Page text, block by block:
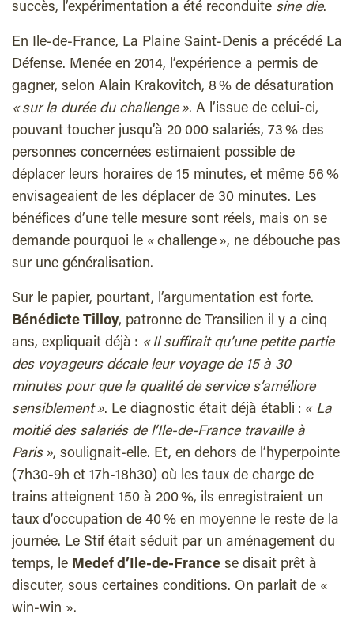
succès, l’expérimentation a été reconduite sine die.
En Ile-de-France, La Plaine Saint-Denis a précédé La
Défense. Menée en 2014, l’expérience a permis de
gagner, selon Alain Krakovitch, 8 % de désaturation
« sur la durée du challenge ». A l’issue de celui-ci,
pouvant toucher jusqu’à 20 000 salariés, 73 % des
personnes concernées estimaient possible de
déplacer leurs horaires de 15 minutes, et même 56 %
envisageaient de les déplacer de 30 minutes. Les
bénéfices d’une telle mesure sont réels, mais on se
demande pourquoi le « challenge », ne débouche pas
sur une généralisation.
Sur le papier, pourtant, l’argumentation est forte.
Bénédicte Tilloy, patronne de Transilien il y a cinq
ans, expliquait déjà : « Il suffirait qu’une petite partie
des voyageurs décale leur voyage de 15 à 30
minutes pour que la qualité de service s’améliore
sensiblement ». Le diagnostic était déjà établi : « La
moitié des salariés de l’Ile-de-France travaille à
Paris », soulignait-elle. Et, en dehors de l’hyperpointe
(7h30-9h et 17h-18h30) où les taux de charge de
trains atteignent 150 à 200 %, ils enregistraient un
taux d’occupation de 40 % en moyenne le reste de la
journée. Le Stif était séduit par un aménagement du
temps, le Medef d’Ile-de-France se disait prêt à
discuter, sous certaines conditions. On parlait de «
win-win ».